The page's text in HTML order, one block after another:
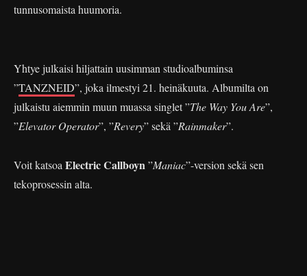
tunnusomaista huumoria.
Yhtye julkaisi hiljattain uusimman studioalbuminsa
”TANZNEID”, joka ilmestyi 21. heinäkuuta. Albumilta on
julkaistu aiemmin muun muassa singlet ”The Way You Are”,
”Elevator Operator”, ”Revery” sekä ”Rainmaker”.
Voit katsoa Electric Callboyn”Maniac”-version sekä sen
tekoprosessin alta.